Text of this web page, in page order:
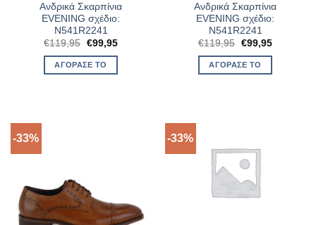
Ανδρικά Σκαρπίνια
EVENING σχέδιο:
N541R2241
€119,95 Original
was:
€119,95.
€99,95Η
ΑΓΌΡΑΣΈ ΤΟ
Ανδρικά Σκαρπίνια
EVENING σχέδιο:
N541R2241
€119,95 Original
was:
€119,95.
€99,95Η
ΑΓΌΡΑΣΈ ΤΟ
-33% -33%